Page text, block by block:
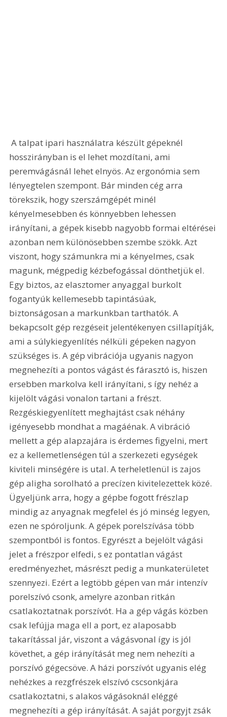
A talpat ipari használatra készült gépeknél
hosszirányban is el lehet mozdítani, ami
peremvágásnál lehet elnyös. Az ergonómia sem
lényegtelen szempont. Bár minden cég arra
törekszik, hogy szerszámgépét minél
kényelmesebben és könnyebben lehessen
irányítani, a gépek kisebb nagyobb formai eltérései
azonban nem különösebben szembe szökk. Azt
viszont, hogy számunkra mi a kényelmes, csak
magunk, mégpedig kézbefogással dönthetjük el.
Egy biztos, az elasztomer anyaggal burkolt
fogantyúk kellemesebb tapintásúak,
biztonságosan a markunkban tarthatók. A
bekapcsolt gép rezgéseit jelentékenyen csillapítják,
ami a súlykiegyenlítés nélküli gépeken nagyon
szükséges is. A gép vibrációja ugyanis nagyon
megnehezíti a pontos vágást és fárasztó is, hiszen
ersebben markolva kell irányítani, s így nehéz a
kijelölt vágási vonalon tartani a frészt.
Rezgéskiegyenlített meghajtást csak néhány
igényesebb mondhat a magáénak. A vibráció
mellett a gép alapzajára is érdemes figyelni, mert
ez a kellemetlenségen túl a szerkezeti egységek
kiviteli minségére is utal. A terheletlenül is zajos
gép aligha sorolható a precízen kivitelezettek közé.
Ügyeljünk arra, hogy a gépbe fogott frészlap
mindig az anyagnak megfelel és jó minség legyen,
ezen ne spóroljunk. A gépek porelszívása több
szempontból is fontos. Egyrészt a bejelölt vágási
jelet a frészpor elfedi, s ez pontatlan vágást
eredményezhet, másrészt pedig a munkaterületet
szennyezi. Ezért a legtöbb gépen van már intenzív
porelszívó csonk, amelyre azonban ritkán
csatlakoztatnak porszívót. Ha a gép vágás közben
csak lefújja maga ell a port, ez alaposabb
takarítással jár, viszont a vágásvonal így is jól
követhet, a gép irányítását meg nem nehezíti a
porszívó gégecsöve. A házi porszívót ugyanis elég
nehézkes a rezgfrészek elszívó cscsonkjára
csatlakoztatni, s alakos vágásoknál eléggé
megnehezíti a gép irányítását. A saját porgyjt zsák